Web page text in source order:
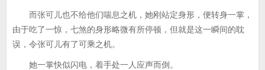
而张可儿也不给他们喘息之机，她刚站定身形，便转身一掌，
由于吃了一惊，七煞的身形略微有所停顿，但就是这一瞬间的耽
误，令张可儿有了可乘之机。
她一掌快似闪电，着手处一人应声而倒。